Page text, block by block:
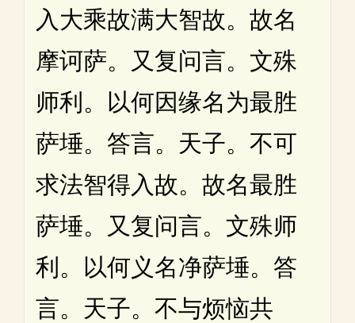
入大乘故满大智故。故名
摩诃萨。又复问言。文殊
师利。以何因缘名为最胜
萨埵。答言。天子。不可
求法智得入故。故名最胜
萨埵。又复问言。文殊师
利。以何义名净萨埵。答
言。天子。不与烦恼共